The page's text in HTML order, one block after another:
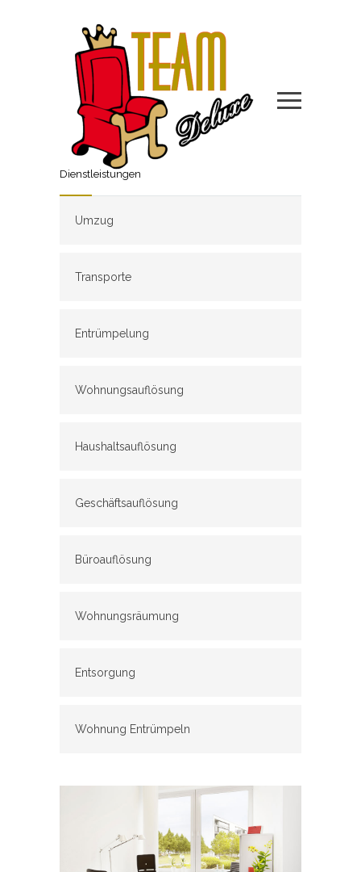
Dienstleistungen
Umzug
Transporte
Entrümpelung
Wohnungsauflösung
Haushaltsauflösung
Geschäftsauflösung
Büroauflösung
Wohnungsräumung
Entsorgung
Wohnung Entrümpeln